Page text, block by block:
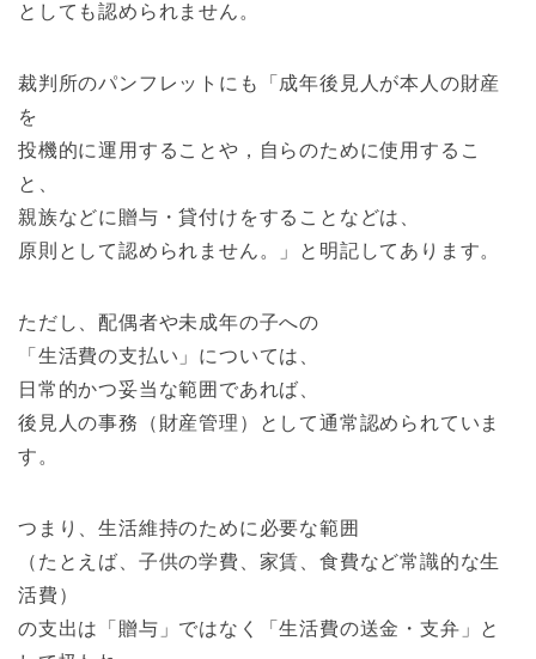
としても認められません。
裁判所のパンフレットにも「成年後見人が本人の財産
を
投機的に運用することや，自らのために使用するこ
と、
親族などに贈与・貸付けをすることなどは、
原則として認められません。」と明記してあります。
ただし、配偶者や未成年の子への
「生活費の支払い」については、
日常的かつ妥当な範囲であれば、
後見人の事務（財産管理）として通常認められていま
す。
つまり、生活維持のために必要な範囲
（たとえば、子供の学費、家賃、食費など常識的な生
活費）
の支出は「贈与」ではなく「生活費の送金・支弁」と